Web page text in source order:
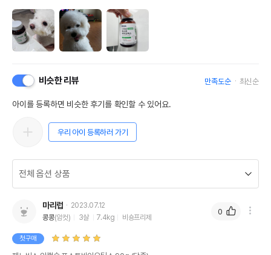
비슷한 리뷰 만족도순 최신순
아이를 등록하면 비슷한 후기를 확인할 수 있어요.
우리 아이 등록하러 가기
마리럽
2023.07.12
콩콩(암컷) 3살 7.4kg 비숑프리제
첫구매
0